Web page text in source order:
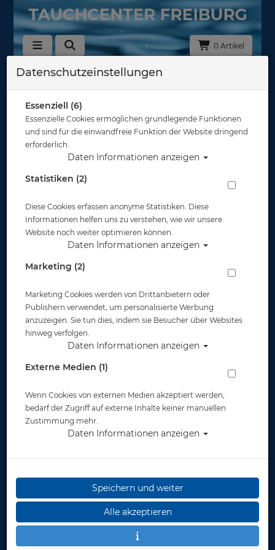
0 Artikel
Zubehör
In dieser Ansicht sind keine Produkte verfügbar
Gut abgesichert?
Informationen
Zahlungsmöglichkeiten
Widerruf
* inkl. MwSt.zzgl. Versandkosten
Datenschutzeinstellungen
Essenziell (6)
Essenzielle Cookies ermöglichen grundlegende Funktionen
und sind für die einwandfreie Funktion der Website dringend
erforderlich.
Daten Informationen anzeigen
Statistiken (2)
Diese Cookies erfassen anonyme Statistiken. Diese
Informationen helfen uns zu verstehen, wie wir unsere
Website noch weiter optimieren können.
Daten Informationen anzeigen
Marketing (2)
Marketing Cookies werden von Drittanbietern oder
Publishern verwendet, um personalisierte Werbung
anzuzeigen. Sie tun dies, indem sie Besucher über Websites
hinweg verfolgen.
Daten Informationen anzeigen
Externe Medien (1)
Wenn Cookies von externen Medien akzeptiert werden,
bedarf der Zugriff auf externe Inhalte keiner manuellen
Zustimmung mehr.
Daten Informationen anzeigen
Speichern und weiter
Alle akzeptieren